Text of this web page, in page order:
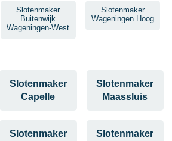
Slotenmaker
Buitenwijk
Wageningen-West
Slotenmaker
Wageningen Hoog
Slotenmaker
Capelle
Slotenmaker
Maassluis
Slotenmaker
Slotenmaker